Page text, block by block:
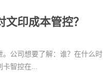
印成本管控？
公司想要了解：谁？在什么时
智控在...